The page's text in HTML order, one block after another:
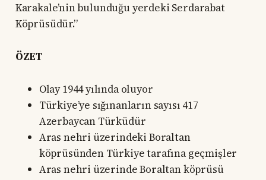
Karakale’nin bulunduğu yerdeki Serdarabat
Köprüsüdür.”
ÖZET
Olay 1944 yılında oluyor
Türkiye’ye sığınanların sayısı 417
Azerbaycan Türküdür
Aras nehri üzerindeki Boraltan
köprüsünden Türkiye tarafına geçmişler
Aras nehri üzerinde Boraltan köprüsü